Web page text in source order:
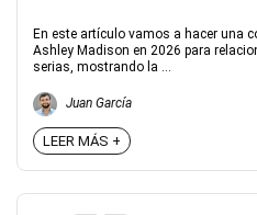
En este artículo vamos a hacer una
Ashley Madison en 2026 para
serias, mostrando la ...
Juan García
LEER MÁS +